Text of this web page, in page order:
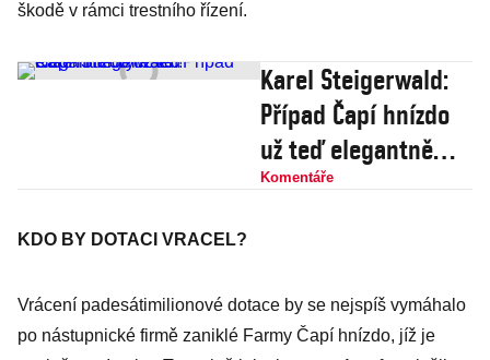
škodě v rámci trestního řízení.
Karel Steigerwald:
Případ Čapí hnízdo
už teď elegantně
vyřešen!
Komentáře
KDO BY DOTACI VRACEL?
Vrácení padesátimilionové dotace by se nejspíš vymáhalo
po nástupnické firmě zaniklé Farmy Čapí hnízdo, jíž je